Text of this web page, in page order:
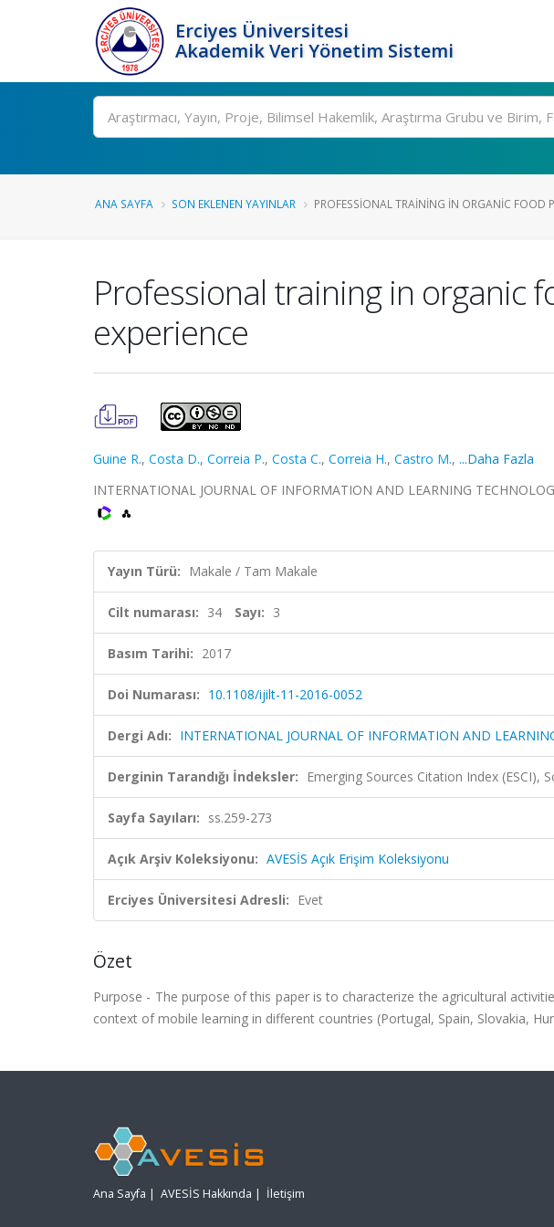
Erciyes Üniversitesi
Akademik Veri Yönetim Sistemi
Ara
ANA SAYFA SON EKLENEN YAYINLAR PROFESSIONAL TRAINING IN ORGANIC FOOD
Professional training in organic
experience
Guine R., Costa D., Correia P., Costa C., Correia H., Castro M., ...Daha Fazla
INTERNATIONAL JOURNAL OF INFORMATION AND LEARNING
Yayın Türü: Makale / Tam Makale
Cilt numarası: 34 Sayı: 3
Basım Tarihi: 2017
Doi Numarası: 10.1108/ijilt-11-2016-0052
Dergi Adı: INTERNATIONAL JOURNAL OF INFORMATION AND
Derginin Tarandığı İndeksler: Emerging Sources Citation Index (ESCI),
Sayfa Sayıları: ss.259-273
Açık Arşiv Koleksiyonu: AVESİS Açık Erişim Koleksiyonu
Erciyes Üniversitesi Adresli: Evet
Özet
Purpose - The purpose of this paper is to characterize the agricultural
context of mobile learning in different countries (Portugal, Spain, Slovakia,
Ana Sayfa | AVESİS Hakkında | İletişim